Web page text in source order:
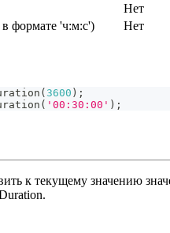
Нет
в формате 'ч:м:с') Нет
( 3600 ) ;
( '00:30:00' ) ;
к текущему значению